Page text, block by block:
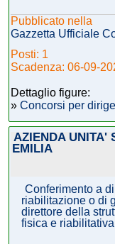
Pubblicato nella
Gazzetta Ufficiale
Posti: 1
Scadenza: 06-09-
Dettaglio figure:
» Concorsi per
AZIENDA UNITA'
EMILIA
Conferimento a
riabilitazione o di
direttore della
fisica e